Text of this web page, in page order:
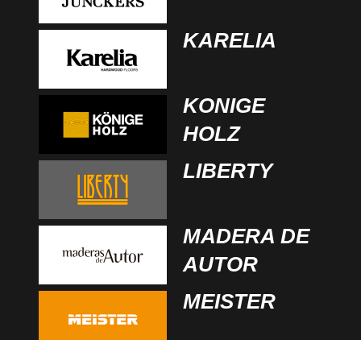
KARELIA
KONIGE
HOLZ
LIBERTY
MADERA DE
AUTOR
MEISTER